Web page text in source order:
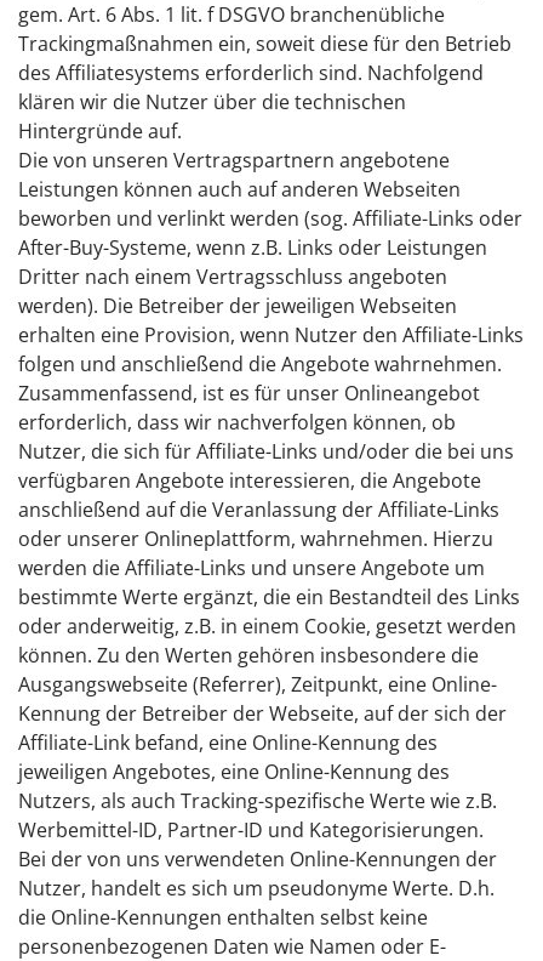
gem. Art. 6 Abs. 1 lit. f DSGVO branchenübliche
Trackingmaßnahmen ein, soweit diese für den Betrieb
des Affiliatesystems erforderlich sind. Nachfolgend
klären wir die Nutzer über die technischen
Hintergründe auf.
Die von unseren Vertragspartnern angebotene
Leistungen können auch auf anderen Webseiten
beworben und verlinkt werden (sog. Affiliate-Links oder
After-Buy-Systeme, wenn z.B. Links oder Leistungen
Dritter nach einem Vertragsschluss angeboten
werden). Die Betreiber der jeweiligen Webseiten
erhalten eine Provision, wenn Nutzer den Affiliate-Links
folgen und anschließend die Angebote wahrnehmen.
Zusammenfassend, ist es für unser Onlineangebot
erforderlich, dass wir nachverfolgen können, ob
Nutzer, die sich für Affiliate-Links und/oder die bei uns
verfügbaren Angebote interessieren, die Angebote
anschließend auf die Veranlassung der Affiliate-Links
oder unserer Onlineplattform, wahrnehmen. Hierzu
werden die Affiliate-Links und unsere Angebote um
bestimmte Werte ergänzt, die ein Bestandteil des Links
oder anderweitig, z.B. in einem Cookie, gesetzt werden
können. Zu den Werten gehören insbesondere die
Ausgangswebseite (Referrer), Zeitpunkt, eine Online-
Kennung der Betreiber der Webseite, auf der sich der
Affiliate-Link befand, eine Online-Kennung des
jeweiligen Angebotes, eine Online-Kennung des
Nutzers, als auch Tracking-spezifische Werte wie z.B.
Werbemittel-ID, Partner-ID und Kategorisierungen.
Bei der von uns verwendeten Online-Kennungen der
Nutzer, handelt es sich um pseudonyme Werte. D.h.
die Online-Kennungen enthalten selbst keine
personenbezogenen Daten wie Namen oder E-